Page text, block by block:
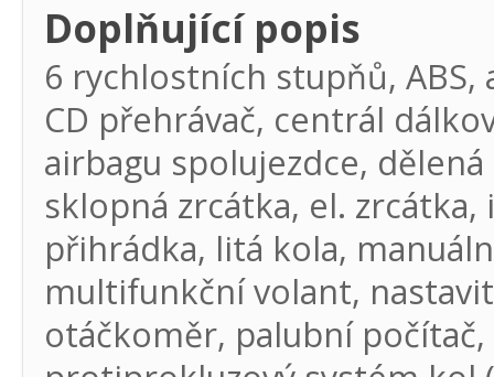
Doplňující popis
6 rychlostních stupňů,
CD přehrávač, centrál
airbagu spolujezdce,
sklopná zrcátka, el.
přihrádka, litá kola,
multifunkční volant,
otáčkoměr, palubní počítač,